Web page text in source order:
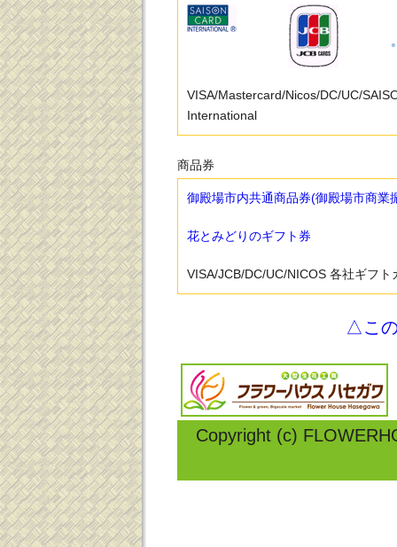
VISA/Mastercard/Nicos/DC/UC/
International
商品券
御殿場市内共通商品券(御殿場市商業
花とみどりのギフト券
VISA/JCB/DC/UC/NICOS 各社ギフト
△こ
Copyright (c)